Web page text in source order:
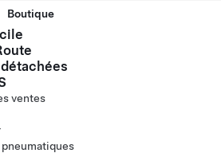
Boutique
ventes
pneumatiques